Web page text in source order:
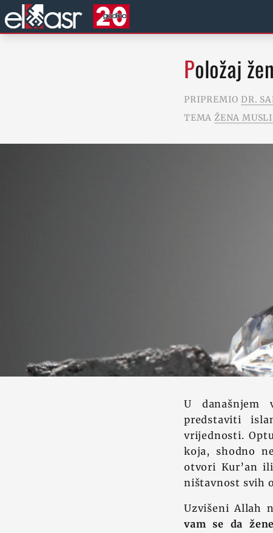
Položaj
PRIPREMIO DR.
TEMA ŽENA
U današnjem
predstaviti
vrijednosti.
koja, shodno
otvori Kur’an
ništavnost svih
Uzvišeni Allah
vam se da